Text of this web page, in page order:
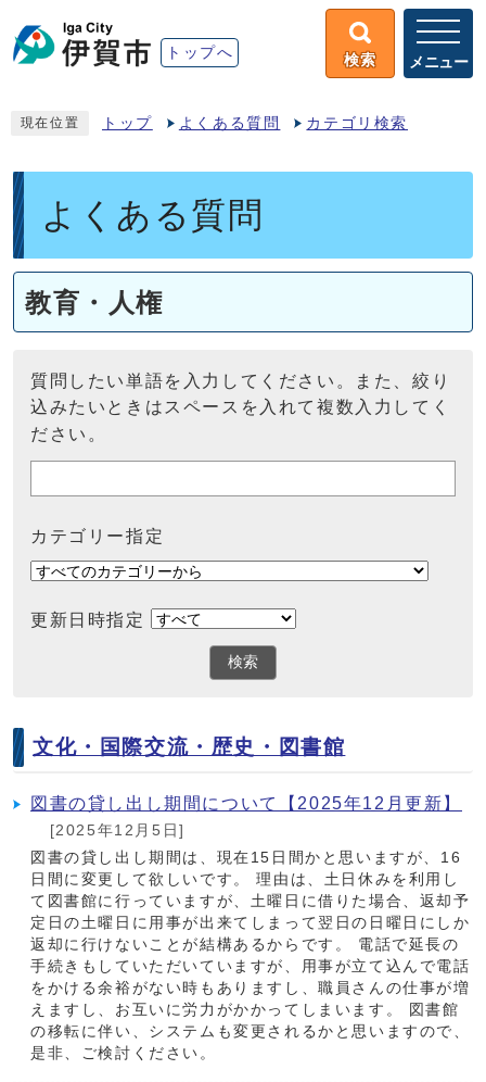
トップへ 検索 メニュー
現在位置 トップ よくある質問 カテゴリ検索
よくある質問
教育・人権
質問したい単語を入力してください。また、絞り
込みたいときはスペースを入れて複数入力してく
ださい。
カテゴリー指定
更新日時指定
検索
文化・国際交流・歴史・図書館
図書の貸し出し期間について【2025年12月更新】
[2025年12月5日]
図書の貸し出し期間は、現在15日間かと思いますが、16
日間に変更して欲しいです。 理由は、土日休みを利用し
て図書館に行っていますが、土曜日に借りた場合、返却予
定日の土曜日に用事が出来てしまって翌日の日曜日にしか
返却に行けないことが結構あるからです。 電話で延長の
手続きもしていただいていますが、用事が立て込んで電話
をかける余裕がない時もありますし、職員さんの仕事が増
えますし、お互いに労力がかかってしまいます。 図書館
の移転に伴い、システムも変更されるかと思いますので、
是非、ご検討ください。